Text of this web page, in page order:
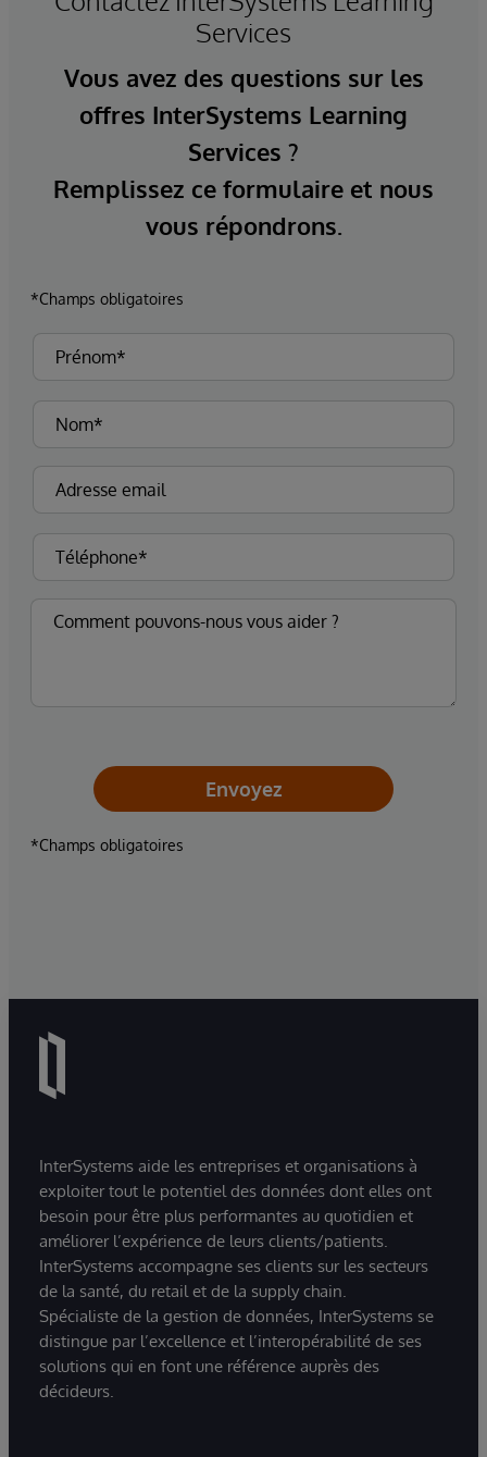
Services
Vous avez des questions sur les
offres InterSystems Learning
Services ?
Remplissez ce formulaire et nous
vous répondrons.
*Champs obligatoires
Envoyez
*Champs obligatoires
InterSystems aide les entreprises et organisations à
exploiter tout le potentiel des données dont elles ont
besoin pour être plus performantes au quotidien et
améliorer l’expérience de leurs clients/patients.
InterSystems accompagne ses clients sur les secteurs
de la santé, du retail et de la supply chain.
Spécialiste de la gestion de données, InterSystems se
distingue par l’excellence et l’interopérabilité de ses
solutions qui en font une référence auprès des
décideurs.